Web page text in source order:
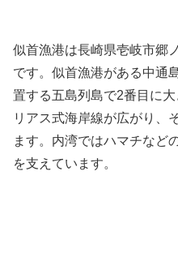
似首漁港は長崎県壱岐市郷
です。似首漁港がある中通
置する五島列島で2番目に
リアス式海岸線が広がり、
ます。内湾ではハマチなど
を支えています。